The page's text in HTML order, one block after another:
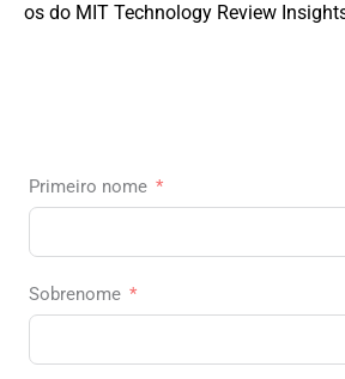
os do MIT Technology Review
Primeiro nome
Sobrenome